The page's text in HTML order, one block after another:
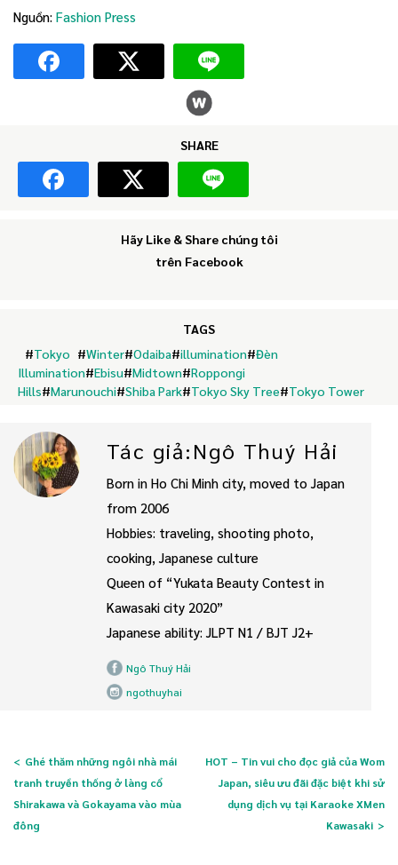
Nguồn: Fashion Press
SHARE
Hãy Like & Share chúng tôi
trên Facebook
TAGS
#Tokyo #Winter#Odaiba#illumination#Đèn
Illumination#Ebisu#Midtown#Roppongi
Hills#Marunouchi#Shiba Park#Tokyo Sky Tree#Tokyo Tower
Tác giả:Ngô Thuý Hải
Born in Ho Chi Minh city, moved to Japan
from 2006
Hobbies: traveling, shooting photo,
cooking, Japanese culture
Queen of “Yukata Beauty Contest in
Kawasaki city 2020”
Japanese ability: JLPT N1 / BJT J2+
Ngô Thuý Hải
ngothuyhai
Ghé thăm những ngôi nhà mái
tranh truyền thống ở làng cổ
Shirakawa và Gokayama vào mùa
đông
HOT – Tin vui cho đọc giả của Wom
Japan, siêu ưu đãi đặc biệt khi sử
dụng dịch vụ tại Karaoke XMen
Kawasaki